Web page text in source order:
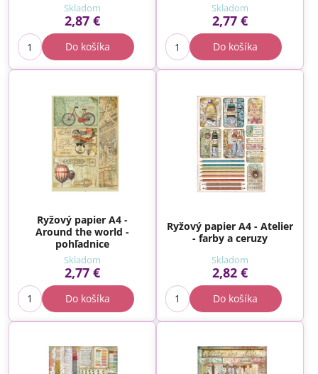
Skladom
2,87 €
Do košíka
Skladom
2,77 €
Do košíka
Ryžový papier A4 -
Around the world -
pohľadnice
Skladom
2,77 €
Do košíka
Ryžový papier A4 - Atelier
- farby a ceruzy
Skladom
2,82 €
Do košíka